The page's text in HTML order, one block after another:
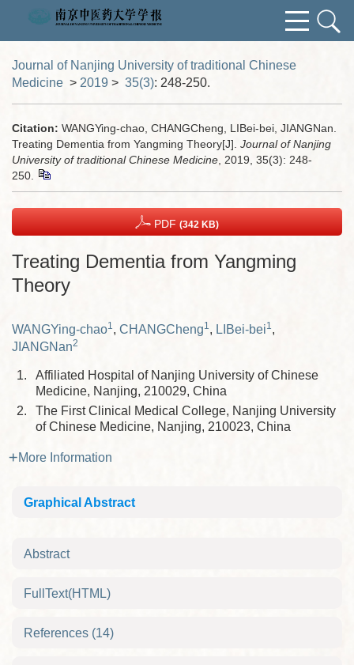
Journal of Nanjing University of traditional Chinese
Medicine > 2019 > 35(3): 248-250.
Citation: WANGYing-chao, CHANGCheng, LIBei-bei, JIANGNan.
Treating Dementia from Yangming Theory[J]. Journal of Nanjing
University of traditional Chinese Medicine , 2019, 35(3): 248-
250.
PDF (342 KB)
Treating Dementia from Yangming
Theory
WANGYing-chao1, CHANGCheng1, LIBei-bei1,
JIANGNan2
1.
Affiliated Hospital of Nanjing University of Chinese
Medicine, Nanjing, 210029, China
2.
The First Clinical Medical College, Nanjing University
of Chinese Medicine, Nanjing, 210023, China
More Information
Graphical Abstract
Abstract
FullText(HTML)
References (14)